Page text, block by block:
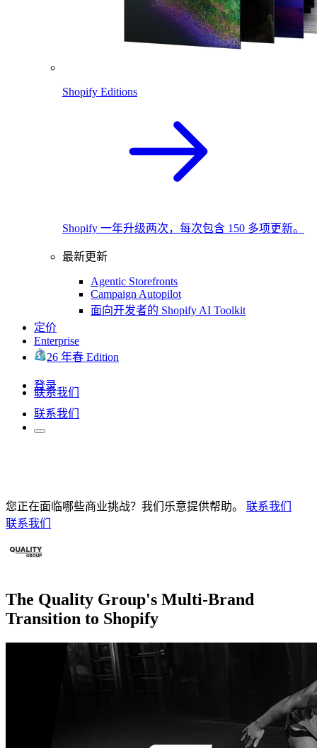
Shopify Editions
Shopify 一年升级两次，每次包含 150 多项更新。
最新更新
Agentic Storefronts
Campaign Autopilot
面向开发者的 Shopify AI Toolkit
定价
Enterprise
26 年春 Edition
登录
联系我们
联系我们
您正在面临哪些商业挑战？我们乐意提供帮助。
联系我们
联系我们
The Quality Group's Multi-Brand
Transition to Shopify